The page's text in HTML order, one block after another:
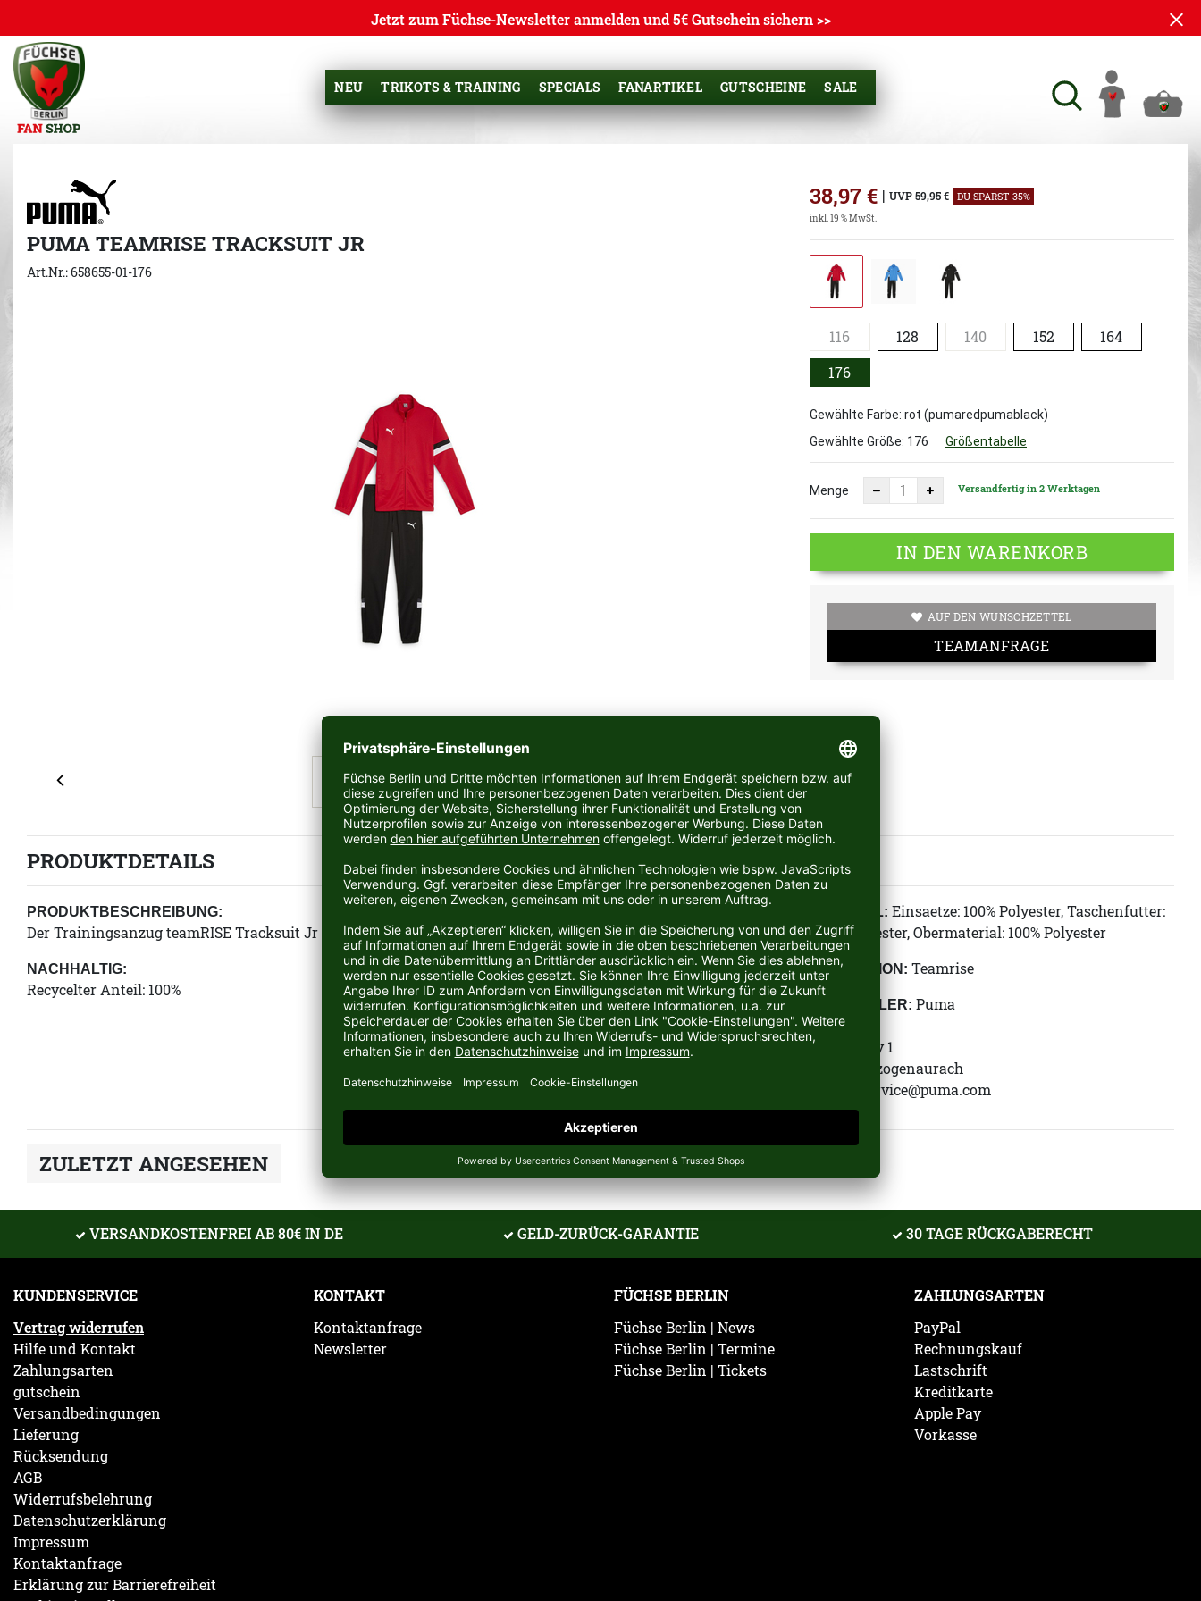
Jetzt zum Füchse-Newsletter anmelden und 5€ Gutschein sichern >>
NEU TRIKOTS & TRAINING SPECIALS FANARTIKEL GUTSCHEINE SALE
PUMA TEAMRISE TRACKSUIT JR
Art.Nr.: 658655-01-176
38,97€ | UVP 59,95 € DU SPARST 35%
inkl. 19 % MwSt.
116 128 140 152
164
176
Gewählte Farbe: rot (pumaredpumablack)
Gewählte Größe: 176 Größentabelle
Menge Versandfertig in 2 Werktagen
IN DEN WARENKORB
AUF DEN WUNSCHZETTEL
TEAMANFRAGE
PRODUKTDETAILS
PRODUKTBESCHREIBUNG:
Der Trainingsanzug teamRISE Tracksuit Jr vom deutschen Sportartikelhersteller Puma aus Herzogenaurach.
NACHHALTIG:
Recycelter Anteil: 100%
MATERIAL: Einsaetze: 100% Polyester, Taschenfutter:
100% Polyester, Obermaterial: 100% Polyester
KOLLEKTION: Teamrise
HERSTELLER: Puma
Puma SE
Puma Way 1
91074 Herzogenaurach
service@puma.com
ZULETZT ANGESEHEN
VERSANDKOSTENFREI AB 80€ IN DE GELD-ZURÜCK-GARANTIE 30 TAGE RÜCKGABERECHT
KUNDENSERVICE
Vertrag widerrufen
Hilfe und Kontakt
Zahlungsarten
gutschein
Versandbedingungen
Lieferung
Rücksendung
AGB
Widerrufsbelehrung
Datenschutzerklärung
Impressum
Kontaktanfrage
Erklärung zur Barrierefreiheit
KONTAKT
Kontaktanfrage
Newsletter
FÜCHSE BERLIN
Füchse Berlin | News
Füchse Berlin | Termine
Füchse Berlin | Tickets
ZAHLUNGSARTEN
PayPal
Rechnungskauf
Lastschrift
Kreditkarte
Apple Pay
Vorkasse